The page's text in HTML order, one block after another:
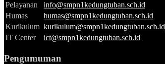
Pelayanan
info@smpn1kedungtuban.sch.id
Humas
humas@smpn1kedungtuban.sch.id
Kurikulum kurikulum@smpn1kedungtuban.sch.id
IT Center
ict@smpn1kedungtuban.sch.id
Pengumuman